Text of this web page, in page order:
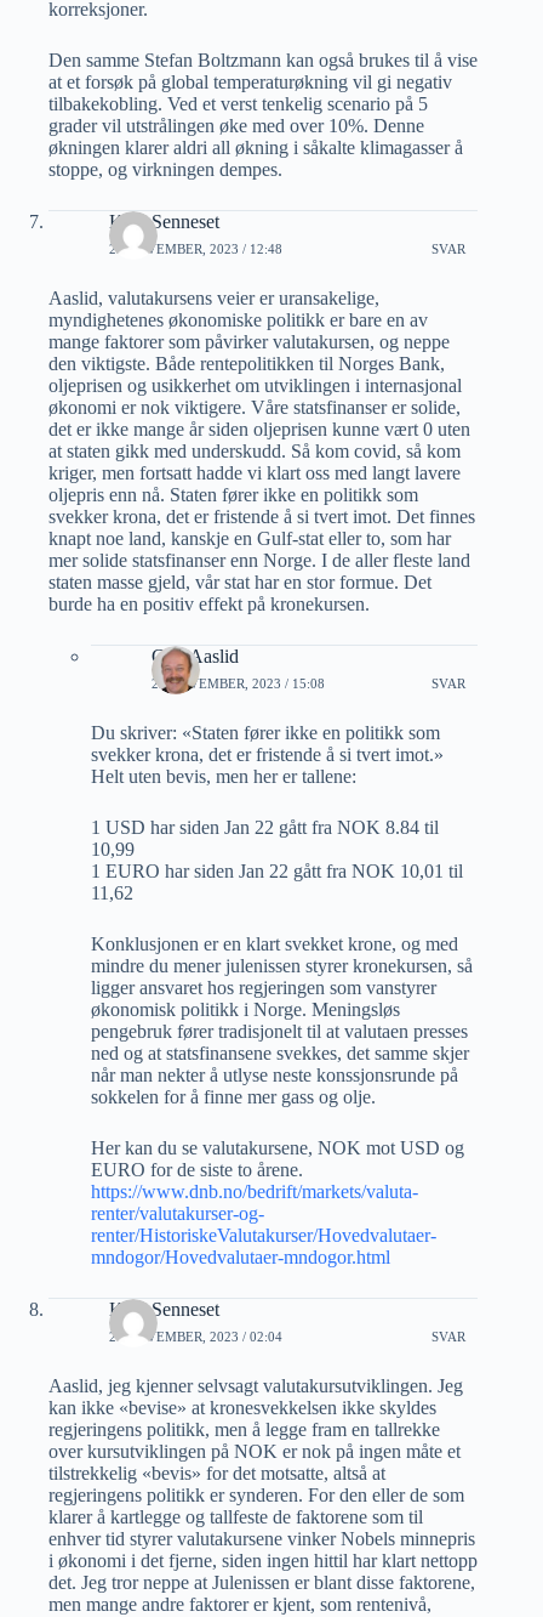
korreksjoner.
Den samme Stefan Boltzmann kan også brukes til å vise
at et forsøk på global temperaturøkning vil gi negativ
tilbakekobling. Ved et verst tenkelig scenario på 5
grader vil utstrålingen øke med over 10%. Denne
økningen klarer aldri all økning i såkalte klimagasser å
stoppe, og virkningen dempes.
Kjell Senneset
23 NOVEMBER, 2023 / 12:48 SVAR
Aaslid, valutakursens veier er uransakelige,
myndighetenes økonomiske politikk er bare en av
mange faktorer som påvirker valutakursen, og neppe
den viktigste. Både rentepolitikken til Norges Bank,
oljeprisen og usikkerhet om utviklingen i internasjonal
økonomi er nok viktigere. Våre statsfinanser er solide,
det er ikke mange år siden oljeprisen kunne vært 0 uten
at staten gikk med underskudd. Så kom covid, så kom
kriger, men fortsatt hadde vi klart oss med langt lavere
oljepris enn nå. Staten fører ikke en politikk som
svekker krona, det er fristende å si tvert imot. Det finnes
knapt noe land, kanskje en Gulf-stat eller to, som har
mer solide statsfinanser enn Norge. I de aller fleste land
staten masse gjeld, vår stat har en stor formue. Det
burde ha en positiv effekt på kronekursen.
Geir Aaslid
23 NOVEMBER, 2023 / 15:08 SVAR
Du skriver: «Staten fører ikke en politikk som
svekker krona, det er fristende å si tvert imot.»
Helt uten bevis, men her er tallene:
1 USD har siden Jan 22 gått fra NOK 8.84 til
10,99
1 EURO har siden Jan 22 gått fra NOK 10,01 til
11,62
Konklusjonen er en klart svekket krone, og med
mindre du mener julenissen styrer kronekursen, så
ligger ansvaret hos regjeringen som vanstyrer
økonomisk politikk i Norge. Meningsløs
pengebruk fører tradisjonelt til at valutaen presses
ned og at statsfinansene svekkes, det samme skjer
når man nekter å utlyse neste konssjonsrunde på
sokkelen for å finne mer gass og olje.
Her kan du se valutakursene, NOK mot USD og
EURO for de siste to årene.
https://www.dnb.no/bedrift/markets/valuta-
renter/valutakurser-og-
renter/HistoriskeValutakurser/Hovedvalutaer-
mndogor/Hovedvalutaer-mndogor.html
Kjell Senneset
26 NOVEMBER, 2023 / 02:04 SVAR
Aaslid, jeg kjenner selvsagt valutakursutviklingen. Jeg
kan ikke «bevise» at kronesvekkelsen ikke skyldes
regjeringens politikk, men å legge fram en tallrekke
over kursutviklingen på NOK er nok på ingen måte et
tilstrekkelig «bevis» for det motsatte, altså at
regjeringens politikk er synderen. For den eller de som
klarer å kartlegge og tallfeste de faktorene som til
enhver tid styrer valutakursene vinker Nobels minnepris
i økonomi i det fjerne, siden ingen hittil har klart nettopp
det. Jeg tror neppe at Julenissen er blant disse faktorene,
men mange andre faktorer er kjent, som rentenivå,